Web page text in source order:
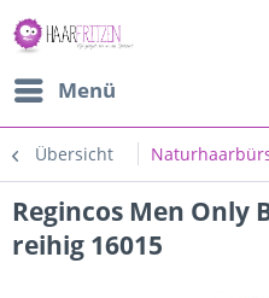
Menü
Übersicht
Regincos Men Only
reihig 16015